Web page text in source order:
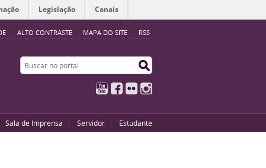
ALTO CONTRASTE MAPA DO SITE RSS
Legislação Canais
Buscar no portal
YouTubeFacebook
Flickr
Sala de Imprensa Servidor Estudante